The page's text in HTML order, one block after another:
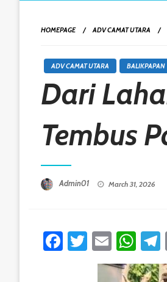
HOMEPAGE ADV CAMAT UTARA
ADV CAMAT UTARA BALIKPAPAN
Dari
Tembus
Admin01 March 31, 2026
Facebook
Twitter
Email